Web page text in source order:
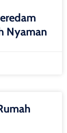
Nyaman